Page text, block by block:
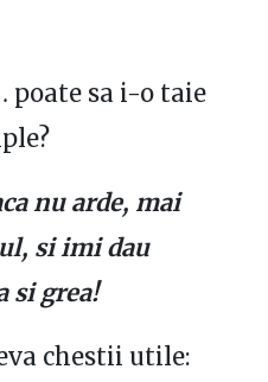
poate sa i-o taie
nu arde, mai
si imi dau
si grea!
chestii utile: